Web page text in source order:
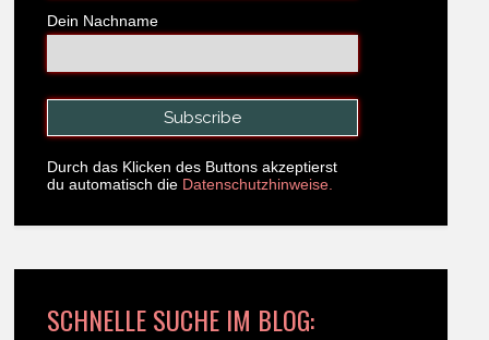
Dein Nachname
Durch das Klicken des Buttons akzeptierst
du automatisch die Datenschutzhinweise.
SCHNELLE SUCHE IM BLOG: